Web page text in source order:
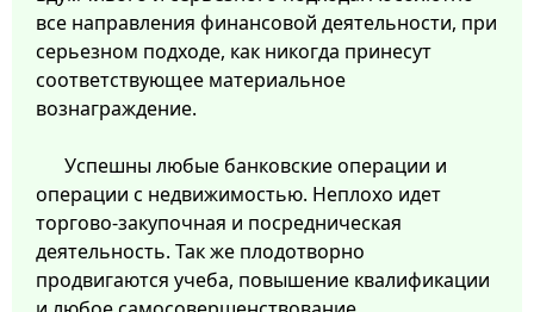
все направления финансовой деятельности, при
серьезном подходе, как никогда принесут
соответствующее материальное
вознаграждение.
Успешны любые банковские операции и
операции с недвижимостью. Неплохо идет
торгово-закупочная и посредническая
деятельность. Так же плодотворно
продвигаются учеба, повышение квалификации